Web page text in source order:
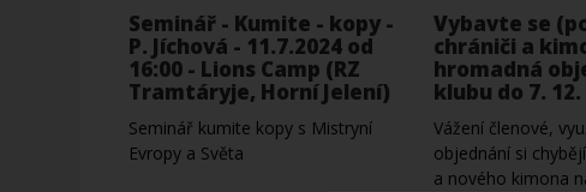
Seminář - Kumite - kopy -
P. Jíchová - 11.7.2024 od
16:00 - Lions Camp (RZ
Tramtáryje, Horní Jelení)
Seminář kumite kopy s Mistryní
Evropy a Světa
Vybavte se
chrániči a
hromadná
klubu do 7. 12.
Vážení členové,
objednání si
a nového kimona